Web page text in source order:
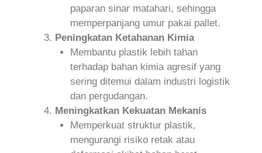
paparan sinar matahari, sehingga
memperpanjang umur pakai pallet.
Peningkatan Ketahanan Kimia
Membantu plastik lebih tahan
terhadap bahan kimia agresif yang
sering ditemui dalam industri logistik
dan pergudangan.
Meningkatkan Kekuatan Mekanis
Memperkuat struktur plastik,
mengurangi risiko retak atau